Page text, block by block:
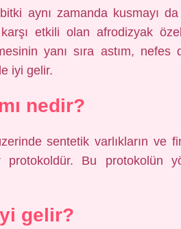
aynı zamanda kusmayı
etkili olan afrodizyak
yanı sıra astım, nefes
iyi gelir.
nedir?
sentetik varlıkların ve
protokoldür. Bu protokolün
gelir?